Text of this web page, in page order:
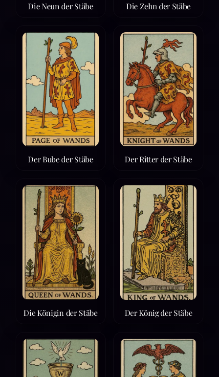
Die Neun der Stäbe Die Zehn der Stäbe
Der Bube der Stäbe Der Ritter der Stäbe
Die Königin der Stäbe Der König der Stäbe